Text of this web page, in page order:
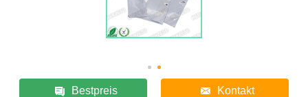
Bestpreis Kontakt